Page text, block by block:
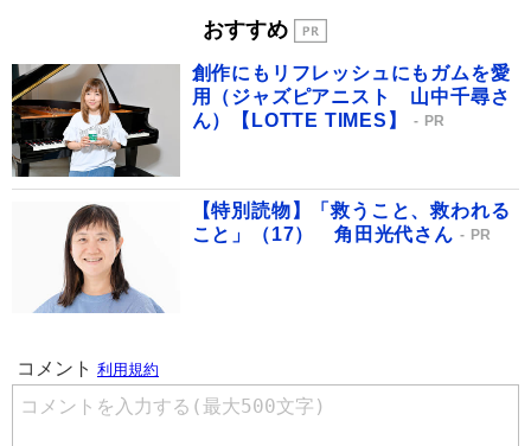
おすすめ
創作にもリフレッシュにもガムを愛
用（ジャズピアニスト 山中千尋さ
ん）【LOTTE TIMES】
PR
【特別読物】「救うこと、救われる
こと」（17） 角田光代さん
PR